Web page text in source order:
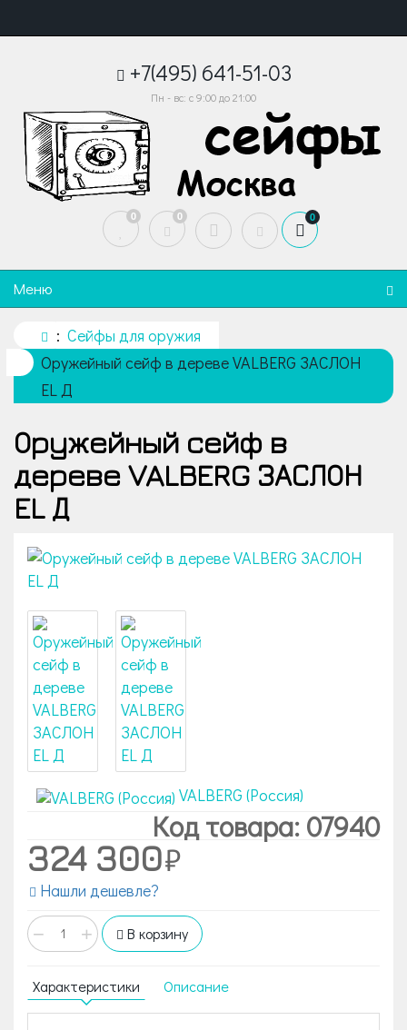
+7(495) 641-51-03
Пн - вс: с 9:00 до 21:00
0 0 0
Меню
Сейфы для оружия
Оружейный сейф в дереве VALBERG ЗАСЛОН
EL Д
Оружейный сейф в
дереве VALBERG ЗАСЛОН
EL Д
VALBERG (Россия)
Код товара: 07940
324 300
Нашли дешевле?
− + В корзину
Характеристики Описание